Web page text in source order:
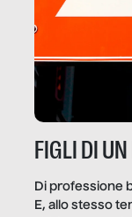
FIGLI DI
Di professione
E, allo stesso